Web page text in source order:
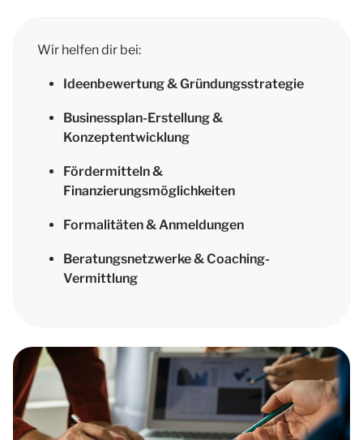
Wir helfen dir bei:
Ideenbewertung & Gründungsstrategie
Businessplan-Erstellung &
Konzeptentwicklung
Fördermitteln &
Finanzierungsmöglichkeiten
Formalitäten & Anmeldungen
Beratungsnetzwerke & Coaching-
Vermittlung